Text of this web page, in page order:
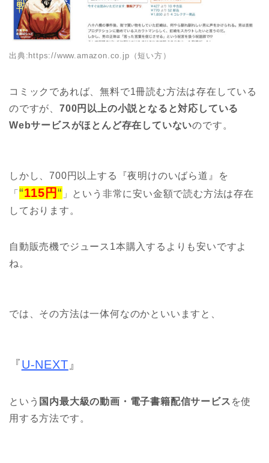
出典: https://www.amazon.co.jp（短い方）
コミックであれば、無料で1冊読む方法は存在している
のですが、 700円以上の小説となると対応している
Webサービスがほとんど存在していないのです。
しかし、700円以上する『夜明けのいばら道』を
「 “115円“ 」という非常に安い金額で読む方法は存在
しております。
自動販売機でジュース1本購入するよりも安いですよ
ね。
では、その方法は一体何なのかといいますと、
『U-NEXT 』
という 国内最大級の動画・電子書籍配信サービス を使
用する方法です。